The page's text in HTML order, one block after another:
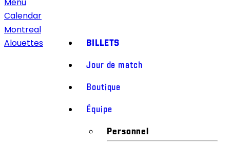
Menu
Calendar
Montreal
Alouettes
BILLETS
Jour de match
Boutique
Équipe
Personnel